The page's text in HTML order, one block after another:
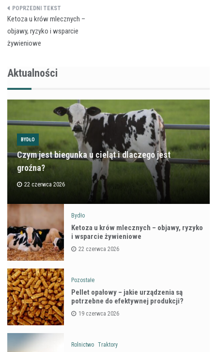
Nawigacja
wpisu
Ketoza u krów mlecznych –
objawy, ryzyko i wsparcie
żywieniowe
Aktualności
BYDŁO
Czym jest biegunka u cieląt i dlaczego jest
groźna?
22 czerwca 2026
Bydło
Ketoza u krów mlecznych – objawy, ryzyko
i wsparcie żywieniowe
22 czerwca 2026
Pozostałe
Pellet opałowy – jakie urządzenia są
potrzebne do efektywnej produkcji?
19 czerwca 2026
Rolnictwo Traktory